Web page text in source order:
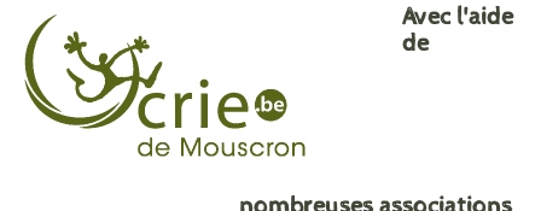
Avec l'aide
de